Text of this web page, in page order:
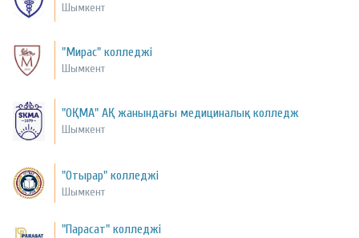
Шымкент
"Мирас" колледжі
Шымкент
"ОҚМА" АҚ жанындағы медициналық колледж
Шымкент
"Отырар" колледжі
Шымкент
"Парасат" колледжі